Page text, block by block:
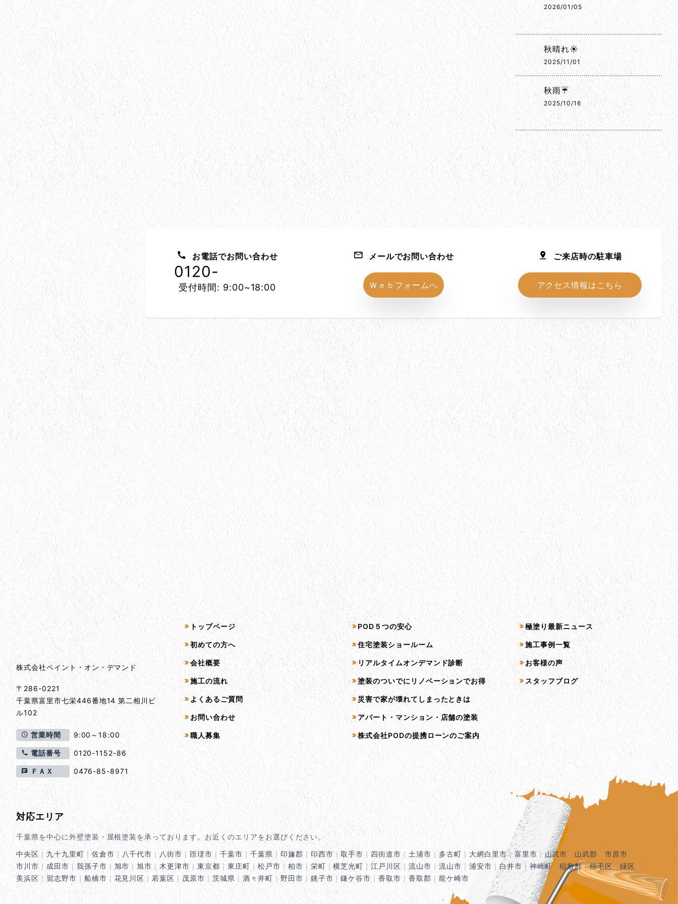
2026/01/05
秋晴れ☀️
2025/11/01
秋雨☔
2025/10/16
お問い合わせ方法
お電話でお問い合わせ
0120-
受付時間: 9:00~18:00
メールでお問い合わせ
Ｗｅｂフォームへ
ご来店時の駐車場
アクセス情報はこちら
所在地
会社情報とサイトマップ
会社情報
株式会社ペイント・オン・デマンド
〒286-0221
千葉県富里市七栄446番地14 第二相川ビ
ル102
営業時間 9:00～18:00
電話番号 0120-1152-86
ＦＡＸ 0476-85-8971
サイトマップ
トップページ
初めての方へ
会社概要
施工の流れ
よくあるご質問
お問い合わせ
職人募集
サービス一覧
POD５つの安心
住宅塗装ショールーム
リアルタイムオンデマンド診断
塗装のついでにリノベーションでお得
災害で家が壊れてしまったときは
アパート・マンション・店舗の塗装
株式会社PODの提携ローンのご案内
コンテンツ一覧
極塗り最新ニュース
施工事例一覧
お客様の声
スタッフブログ
対応エリア
千葉県を中心に外壁塗装・屋根塗装を承っております。お近くのエリアをお選びください。
中央区｜九十九里町｜佐倉市 ｜ 八千代市 ｜ 八街市 ｜ 匝瑳市 ｜千葉市 ｜千葉県 ｜ 印旛郡｜ 印西市｜取手市 ｜四街道市｜ 土浦市 ｜ 多古町 ｜ 大網白里市｜富里市 ｜ 山武市 ｜ 山武郡 ｜市原市 ｜
市川市｜成田市 ｜ 我孫子市 ｜ 旭市 ｜旭市 ｜ 木更津市 ｜東京都 ｜ 東庄町 ｜松戸市 ｜ 柏市｜栄町｜横芝光町 ｜江戸川区｜流山市 ｜流山市 ｜浦安市 ｜ 白井市 ｜ 神崎町｜稲敷郡｜稲毛区｜緑区 ｜
美浜区 ｜習志野市 ｜ 船橋市 ｜ 花見川区 ｜若葉区 ｜ 茂原市 ｜茨城県 ｜酒々井町 ｜ 野田市｜銚子市 ｜鎌ケ谷市｜香取市 ｜香取郡 ｜ 龍ケ崎市